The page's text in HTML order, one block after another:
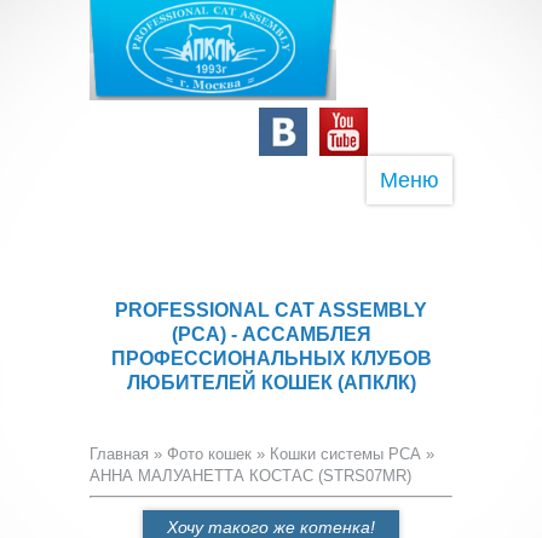
Меню
PROFESSIONAL CAT ASSEMBLY
(PCA) - АССАМБЛЕЯ
ПРОФЕССИОНАЛЬНЫХ КЛУБОВ
ЛЮБИТЕЛЕЙ КОШЕК (АПКЛК)
Главная » Фото кошек » Кошки системы PCA »
АННА МАЛУАНЕТТА КОСТАС (STRS07MR)
Хочу такого же котенка!